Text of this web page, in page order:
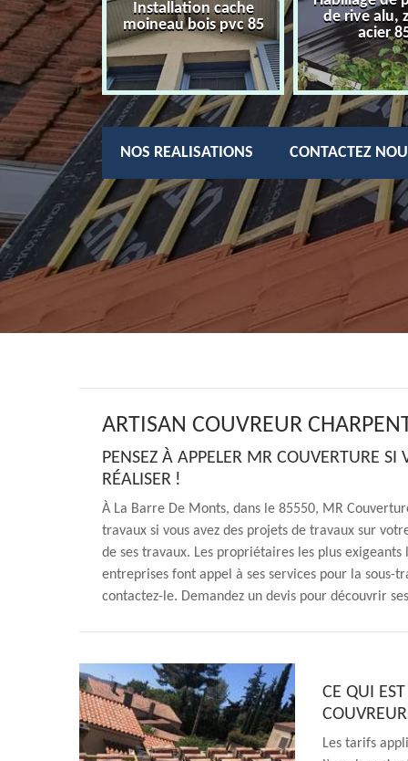
Installation cache
moineau bois pvc 85
de rive alu,
acier
NOS REALISATIONS CONTACTEZ
ARTISAN COUVREUR
PENSEZ À APPELER MR COUVERTURE
RÉALISER !
À La Barre De Monts, dans le 85550, MR
travaux si vous avez des projets de travaux sur
de ses travaux. Les propriétaires les plus
entreprises font appel à ses services pour la sous-
contactez-le. Demandez un devis pour découvrir
CE QUI
Les tarifs